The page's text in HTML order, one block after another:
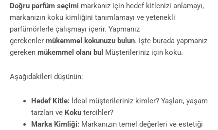
Doğru parfüm seçimi markanız için hedef kitlenizi anlamayı,
markanızın koku kimliğini tanımlamayı ve yetenekli
parfümörlerle çalışmayı içerir. Yapmanız
gerekenler mükemmel kokunuzu bulun. İşte burada yapmanız
gereken mükemmel olanı bul Müşterileriniz için koku.
Aşağıdakileri düşünün:
Hedef Kitle:İdeal müşterileriniz kimler? Yaşları, yaşam
tarzları ve Kokutercihler?
Marka Kimliği:Markanızın temel değerleri ve estetiği